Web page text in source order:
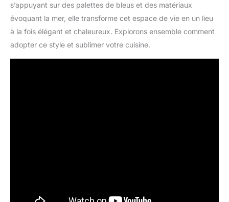
s’appuyant sur des palettes de bleus et des matériaux
évoquant la mer, elle transforme cet espace de vie en un lieu
à la fois élégant et chaleureux. Explorons ensemble comment
adopter ce style et sublimer votre cuisine.